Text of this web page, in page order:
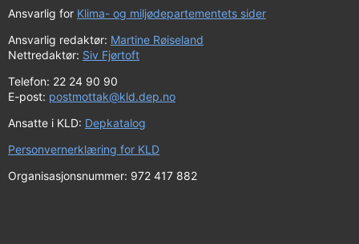
Ansvarlig for Klima- og miljødepartementets sider
Ansvarlig redaktør: Martine Røiseland
Nettredaktør: Siv Fjørtoft
Telefon: 22 24 90 90
E-post: postmottak@kld.dep.no
Ansatte i KLD: Depkatalog
Personvernerklæring for KLD
Organisasjonsnummer: 972 417 882